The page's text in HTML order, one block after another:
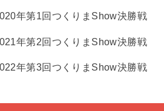
年第1回つくりまShow決勝戦
年第2回つくりまShow決勝戦
年第3回つくりまShow決勝戦